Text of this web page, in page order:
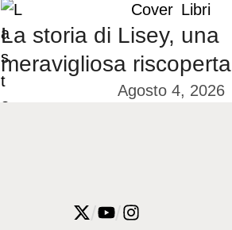
Cover Libri
La storia di Lisey, una
meravigliosa riscoperta
Agosto 4, 2026
/